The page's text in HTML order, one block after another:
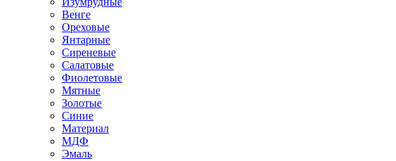
Венге
Ореховые
Янтарные
Сиреневые
Салатовые
Фиолетовые
Мятные
Золотые
Синие
Материал
МДФ
Эмаль